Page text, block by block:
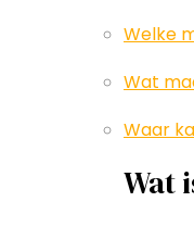
Welke
Wat
Waar
Wat